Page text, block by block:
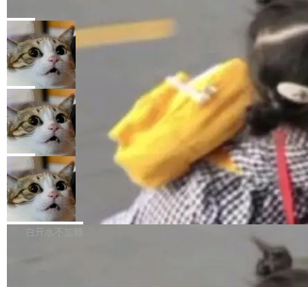
“启蒙老师”。 而今年，恰好是雷霄骅离世十周
年。FFmpeg 社区最终选择用一个大版本的名
字，留下了这份纪念。 雷霄骅曾是中国传媒大学
数字电视技术方向的博士生，长期从事视频、音
频技...
编写程序，目标是完成电商平台作者信息与商品
列表的数据匹配 —— 一项常规的数据处理任
务，最终却产生了 180 万美元的账单，实际支出
超出原定预算 860%。 更令人意外的是，该项目
最终并未成功落地，而高额算力消耗持续运行长
达 5 个月，公司直到财务对账时才察觉异常。这
意味着一个无人看管的 AI 程序，在近半年时间
里日夜不停地"烧钱"。 复盘显示，...
e CEO Clément Delangue 在 CNBC 的采访里
没有拐弯抹角。他说中国正在赢得 AI 竞赛，而
且按目前的速度，中国 AI 工具预计在今年底或
2027 年就能追上美国前沿实验室的水平。 Dela
ngue 把原因归结为一件事：开放协作。中国的
AI 开发者在一个共享和协作的生态里加速迭代，
而美国模型厂商在"闭门造车"。他的原话是 "buil
ding in silos"——各自为战，互不通气。 这个判
断从他嘴里说出来分量不同。Hugging Face 是
全球最大的开源 AI 平台，上面跑着上百万个模
型。谁在开源赛道上领先，...
局
当 AI agent 把源码变成了最好的扩展系
统，开发者工具必须开源
五年前，David Crawshaw 问过很多软件工程师
一个问题：你写过什么给自己用的程序？答案几
乎都是没有。工程师们整天用别人写的程序写程
序给别人用。偶尔有人自己写个博客系统、智能
家居控制、家庭实验室，都算稀奇事。 Crawsh
aw 是 Shelley 的作者，一个开源 AI coding age
nt。他最近在博客上写了一篇文章，核心论点很
简单：开发者工具必须开源。 理由不是传统的自
由软件情怀，而是一个跟 AI agent 直接相关的
技术判断。 两行 prompt 就能个性化任何软件 C
局
DeepSeek Harness 宣布内测邀请，全
网最大规模开源 Agent 路演现场诞生
一条内测招募帖，发出去的时候大概没人想到它
会变成一场开源 Agent 生态的路演。 8月1日，
DeepSeek Harness 团队负责人崔添翼（tiany
i）在 X 上发帖： 「如果你是 Agent Harness 相
关开源项目的开发者，希望参加 DeepSeek Har
ness 的内测，可以回复或私信联系我。请附上
局
商汤 SenseNova U1.5-Lite-Preview
开源
商汤科技宣布面向社区开源轻量级统一多模态模
型的预览版本 SenseNova U1.5-Lite-Preview。
白开水不加糖